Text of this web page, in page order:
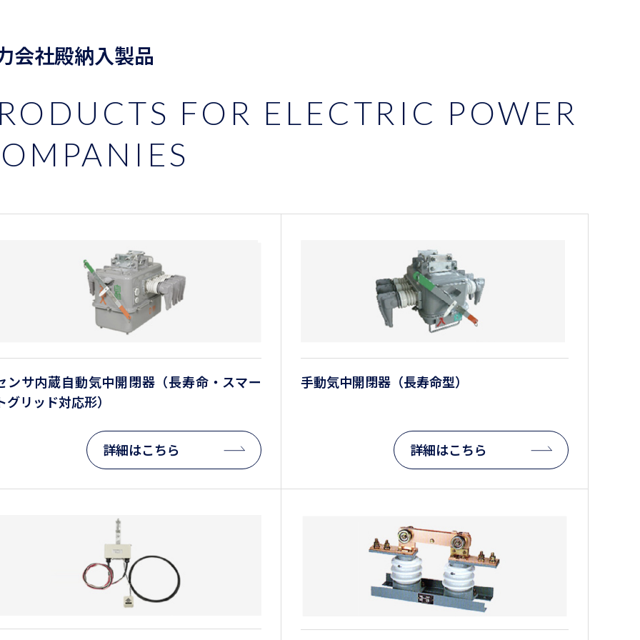
会社殿納入製品
FOR ELECTRIC POWER
ンサ内蔵自動気中開閉器（長寿命・スマー
グリッド対応形）
詳細はこちら
手動気中開閉器（長寿命型）
詳細はこちら